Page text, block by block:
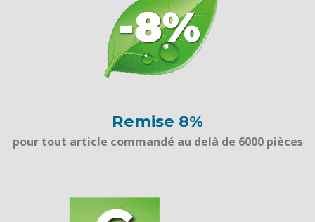
Remise 8%
pour tout article commandé au delà de 6000 pièces